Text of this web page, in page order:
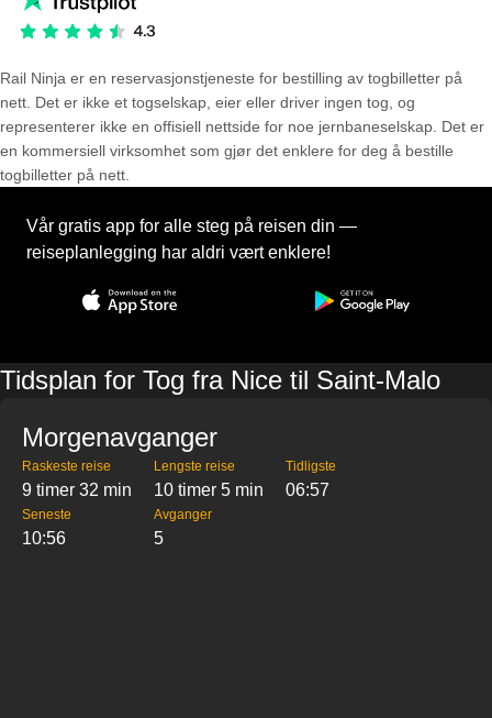
Rail Ninja er en reservasjons­tjeneste for bestilling av togbilletter på
nett. Det er ikke et togselskap, eier eller driver ingen tog, og
representerer ikke en offisiell nettside for noe jernbaneselskap. Det er
en kommersiell virksomhet som gjør det enklere for deg å bestille
togbilletter på nett.
Vår gratis app for alle steg på reisen din —
reiseplanlegging har aldri vært enklere!
Tidsplan for Tog fra Nice til Saint-Malo
Morgenavganger
Raskeste reise
9 timer 32 min
Lengste reise
10 timer 5 min
Tidligste
06:57
Seneste
10:56
Avganger
5